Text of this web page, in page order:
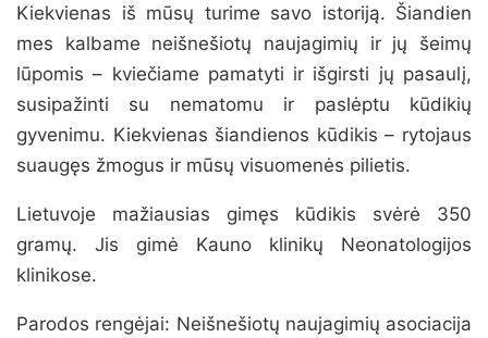
Kiekvienas iš mūsų turime savo istoriją. Šiandien
mes kalbame neišnešiotų naujagimių ir jų šeimų
lūpomis – kviečiame pamatyti ir išgirsti jų pasaulį,
susipažinti su nematomu ir paslėptu kūdikių
gyvenimu. Kiekvienas šiandienos kūdikis – rytojaus
suaugęs žmogus ir mūsų visuomenės pilietis.
Lietuvoje mažiausias gimęs kūdikis svėrė 350
gramų. Jis gimė Kauno klinikų Neonatologijos
klinikose.
Parodos rengėjai: Neišnešiotų naujagimių asociacija